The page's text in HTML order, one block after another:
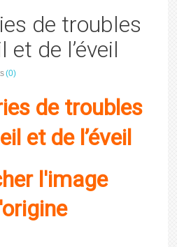
de troubles
de l’éveil
(0)
de troubles
et de l’éveil